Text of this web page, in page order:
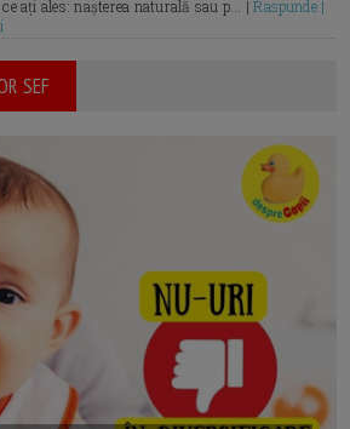
ce ați ales: nașterea naturală sau p... |Raspunde |
SEF